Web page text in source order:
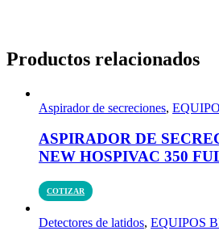
Productos relacionados
Aspirador de secreciones,
ASPIRADOR DE
NEW HOSPIVAC 350
COTIZAR
Detectores de latidos, EQUIPOS